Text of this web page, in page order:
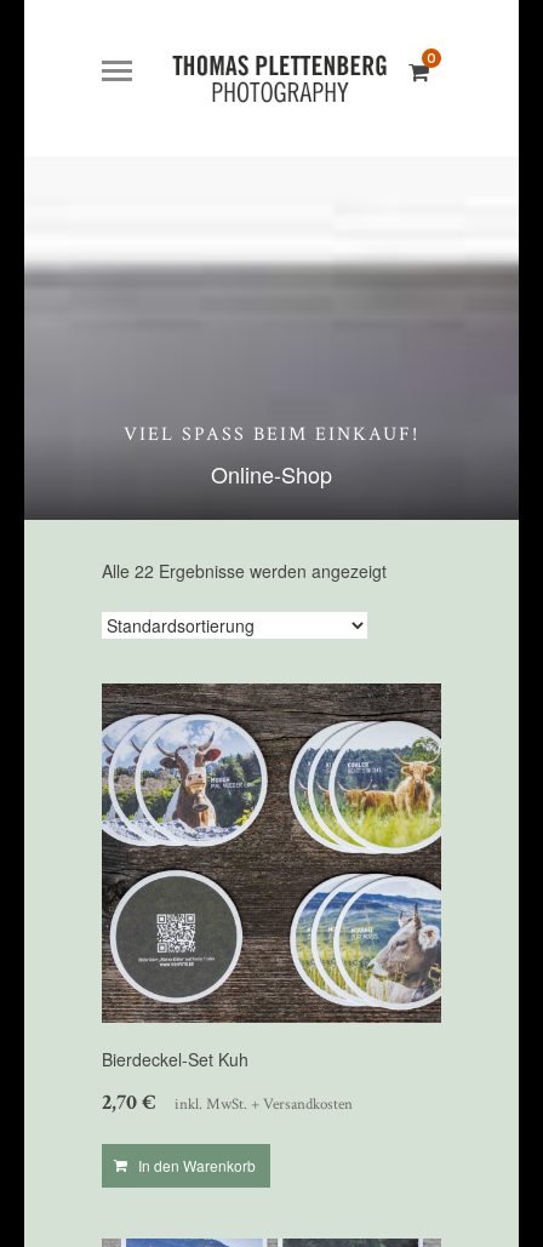
0
VIEL SPASS BEIM EINKAUF!
Online-Shop
Alle 22 Ergebnisse werden angezeigt
Bierdeckel-Set Kuh
2,70€ inkl. MwSt. + Versandkosten
In den Warenkorb